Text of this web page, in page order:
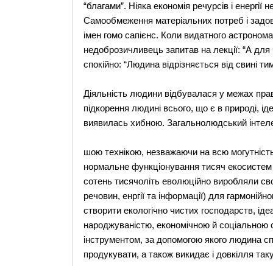
“благами”. Ніяка економія речурсів і
Самообмеження матеріальних потреб і
імен гомо сапієнс. Коли видатного
недоброзичливець запитав на лекції: “А для
спокійно: “Людина відрізняється від свині
Діяльність людини відбувалася у межах
підкорення людині всього, що є в природі,
виявилась хибною. Загальнолюдський
шою технікою, незважаючи на всю
нормальне функціонування тисяч екосистем
сотень тисячоліть еволюційно виробляли
речовин, енргії та інформації) для
створити екологічно чистих господарств,
народжуваністю, економічною й соціальною
інструментом, за допомогою якого людина
продукувати, а також викидає і довкілля